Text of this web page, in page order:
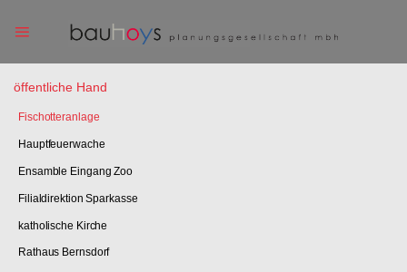
öffentliche Hand
Fischotteranlage
Hauptfeuerwache
Ensamble Eingang Zoo
Filialdirektion Sparkasse
katholische Kirche
Rathaus Bernsdorf